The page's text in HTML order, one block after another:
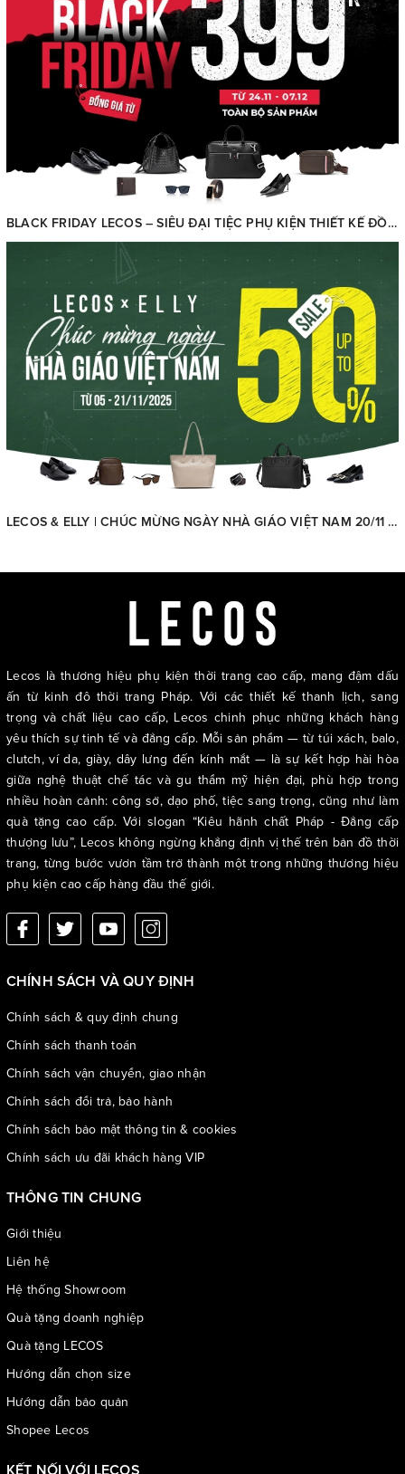
BLACK FRIDAY LECOS – SIÊU ĐẠI TIỆC PHỤ KIỆN THIẾT KẾ ĐỒNG GIÁ CHỈ TỪ 399K
LECOS & ELLY | CHÚC MỪNG NGÀY NHÀ GIÁO VIỆT NAM 20/11 - SALE UP TO 50%
Lecos là thương hiệu phụ kiện thời trang cao cấp, mang đậm dấu
ấn từ kinh đô thời trang Pháp. Với các thiết kế thanh lịch, sang
trọng và chất liệu cao cấp, Lecos chinh phục những khách hàng
yêu thích sự tinh tế và đẳng cấp. Mỗi sản phẩm — từ túi xách, balo,
clutch, ví da, giày, dây lưng đến kính mắt — là sự kết hợp hài hòa
giữa nghệ thuật chế tác và gu thẩm mỹ hiện đại, phù hợp trong
nhiều hoàn cảnh: công sở, dạo phố, tiệc sang trọng, cũng như làm
quà tặng cao cấp. Với slogan “Kiêu hãnh chất Pháp - Đẳng cấp
thượng lưu”, Lecos không ngừng khẳng định vị thế trên bản đồ thời
trang, từng bước vươn tầm trở thành một trong những thương hiệu
phụ kiện cao cấp hàng đầu thế giới.
CHÍNH SÁCH VÀ QUY ĐỊNH
Chính sách & quy định chung
Chính sách thanh toán
Chính sách vận chuyển, giao nhận
Chính sách đổi trả, bảo hành
Chính sách bảo mật thông tin & cookies
Chính sách ưu đãi khách hàng VIP
THÔNG TIN CHUNG
Giới thiệu
Liên hệ
Hệ thống Showroom
Quà tặng doanh nghiệp
Quà tặng LECOS
Hướng dẫn chọn size
Hướng dẫn bảo quản
Shopee Lecos